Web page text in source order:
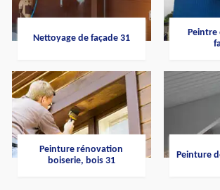
Nettoyage de façade 31
Peinture rénovation
boiserie, bois 31
Peinture